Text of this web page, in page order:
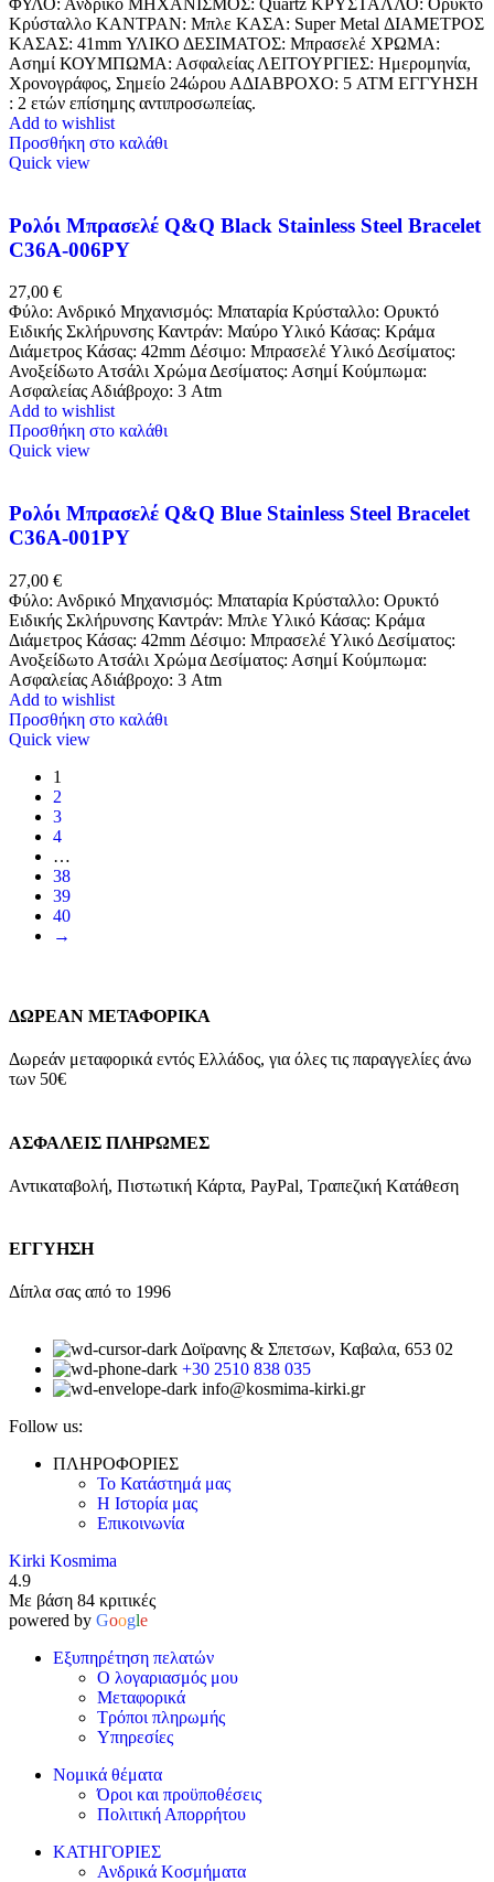
Κρύσταλλο ΚΑΝΤΡΑΝ: Μπλε ΚΑΣΑ: Super Metal ΔΙΑΜΕΤΡΟΣ
ΚΑΣΑΣ: 41mm ΥΛΙΚΟ ΔΕΣΙΜΑΤΟΣ: Μπρασελέ ΧΡΩΜΑ:
Ασημί ΚΟΥΜΠΩΜΑ: Ασφαλείας ΛΕΙΤΟΥΡΓΙΕΣ: Ημερομηνία,
Χρονογράφος, Σημείο 24ώρου ΑΔΙΑΒΡΟΧΟ: 5 ATM ΕΓΓΥΗΣΗ
: 2 ετών επίσημης αντιπροσωπείας.
Add to wishlist
Προσθήκη στο καλάθι
Quick view
Ρολόι Μπρασελέ Q&Q Black Stainless Steel Bracelet
C36A-006PY
27,00 €
Φύλο: Ανδρικό Μηχανισμός: Μπαταρία Κρύσταλλο: Ορυκτό
Ειδικής Σκλήρυνσης Καντράν: Μαύρο Υλικό Κάσας: Κράμα
Διάμετρος Κάσας: 42mm Δέσιμο: Μπρασελέ Υλικό Δεσίματος:
Ανοξείδωτο Ατσάλι Χρώμα Δεσίματος: Ασημί Κούμπωμα:
Ασφαλείας Αδιάβροχο: 3 Atm
Add to wishlist
Προσθήκη στο καλάθι
Quick view
Ρολόι Μπρασελέ Q&Q Blue Stainless Steel Bracelet
C36A-001PY
27,00 €
Φύλο: Ανδρικό Μηχανισμός: Μπαταρία Κρύσταλλο: Ορυκτό
Ειδικής Σκλήρυνσης Καντράν: Μπλε Υλικό Κάσας: Κράμα
Διάμετρος Κάσας: 42mm Δέσιμο: Μπρασελέ Υλικό Δεσίματος:
Ανοξείδωτο Ατσάλι Χρώμα Δεσίματος: Ασημί Κούμπωμα:
Ασφαλείας Αδιάβροχο: 3 Atm
Add to wishlist
Προσθήκη στο καλάθι
Quick view
1
2
3
4
…
38
39
40
→
ΔΩΡΕΑΝ ΜΕΤΑΦΟΡΙΚΑ
Δωρεάν μεταφορικά εντός Ελλάδος, για όλες τις παραγγελίες άνω
των 50€
ΑΣΦΑΛΕΙΣ ΠΛΗΡΩΜΕΣ
Αντικαταβολή, Πιστωτική Κάρτα, PayPal, Τραπεζική Kατάθεση
ΕΓΓΥΗΣΗ
Δίπλα σας από το 1996
Δοϊρανης & Σπετσων, Καβαλα, 653 02
+30 2510 838 035
info@kosmima-kirki.gr
Follow us:
ΠΛΗΡΟΦΟΡΙΕΣ
Το Κατάστημά μας
Η Ιστορία μας
Επικοινωνία
Kirki Kosmima
4.9
Με βάση 84 κριτικές
powered by Google
Εξυπηρέτηση πελατών
Ο λογαριασμός μου
Μεταφορικά
Τρόποι πληρωμής
Υπηρεσίες
Νομικά θέματα
Όροι και προϋποθέσεις
Πολιτική Απορρήτου
ΚΑΤΗΓΟΡΙΕΣ
Ανδρικά Κοσμήματα